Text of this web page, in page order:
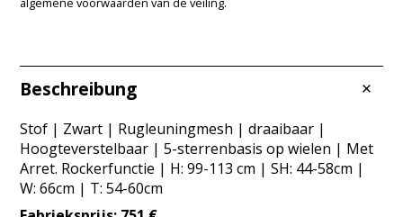
Beschreibung
Stof | Zwart | Rugleuningmesh | draaibaar |
Hoogteverstelbaar | 5-sterrenbasis op wielen | Met
Arret. Rockerfunctie | H: 99-113 cm | SH: 44-58cm |
W: 66cm | T: 54-60cm